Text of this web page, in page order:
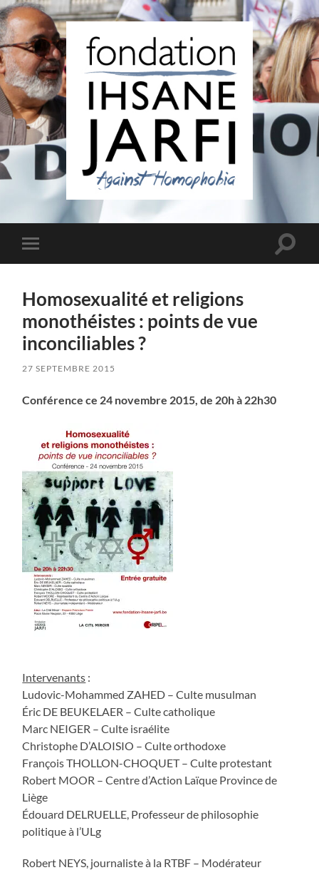
Fondation
Ihsane
Jarfi
Toggle
mobile
Toggle
Homosexualité et religions
monothéistes : points de vue
inconciliables ?
27 SEPTEMBRE 2015
Conférence ce 24 novembre 2015, de 20h à 22h30
Intervenants :
Ludovic-Mohammed ZAHED – Culte musulman
Éric DE BEUKELAER – Culte catholique
Marc NEIGER – Culte israélite
Christophe D’ALOISIO – Culte orthodoxe
François THOLLON-CHOQUET – Culte protestant
Robert MOOR – Centre d’Action Laïque Province de
Liège
Édouard DELRUELLE, Professeur de philosophie
politique à l’ULg
Robert NEYS, journaliste à la RTBF – Modérateur